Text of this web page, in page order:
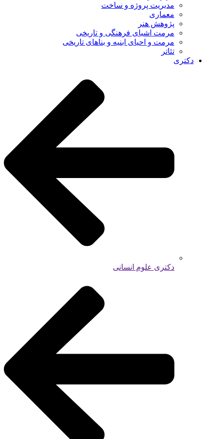
مدیریت پروژه و ساخت
معماری
پژوهش هنر
مرمت اشیای فرهنگی و تاریخی
مرمت و احیای ابنیه و بناهای تاریخی
تئاتر
دکتری
دکتری علوم انسانی